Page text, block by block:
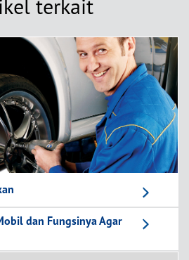
terkait
dan Fungsinya Agar